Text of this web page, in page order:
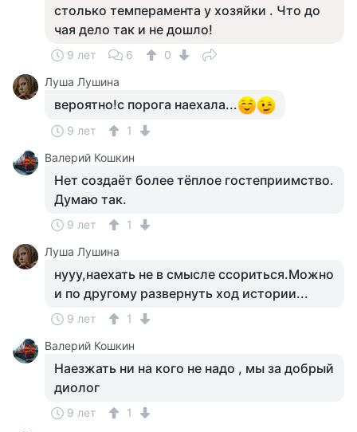
столько темперамента у хозяйки . Что до
чая дело так и не дошло!
9 лет 6
0
Луша Лушина
вероятно!с порога наехала...
9 лет
1
Валерий Кошкин
Нет создаёт более тёплое гостеприимство.
Думаю так.
9 лет
1
Луша Лушина
нууу,наехать не в смысле ссориться.Можно
и по другому развернуть ход истории...
9 лет
1
Валерий Кошкин
Наезжать ни на кого не надо , мы за добрый
диолог
9 лет
1